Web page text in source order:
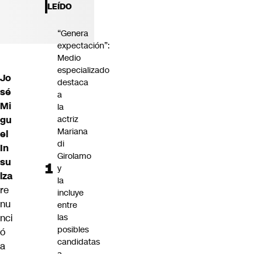
Jo
sé
Mi
gu
el
In
su
lza
re
nu
nci
ó
a
LEÍDO
“Genera
expectación”:
Medio
especializado
destaca
a
la
actriz
Mariana
di
Girolamo
y
la
incluye
entre
las
posibles
candidatas